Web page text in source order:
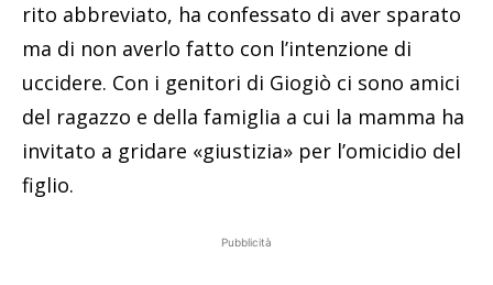
rito abbreviato, ha confessato di aver sparato
ma di non averlo fatto con l’intenzione di
uccidere. Con i genitori di Giogiò ci sono amici
del ragazzo e della famiglia a cui la mamma ha
invitato a gridare «giustizia» per l’omicidio del
figlio.
Pubblicità